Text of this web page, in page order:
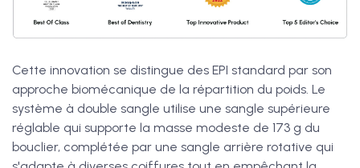
Cette innovation se distingue des EPI standard par son
approche biomécanique de la répartition du poids. Le
système à double sangle utilise une sangle supérieure
réglable qui supporte la masse modeste de 173 g du
bouclier, complétée par une sangle arrière rotative qui